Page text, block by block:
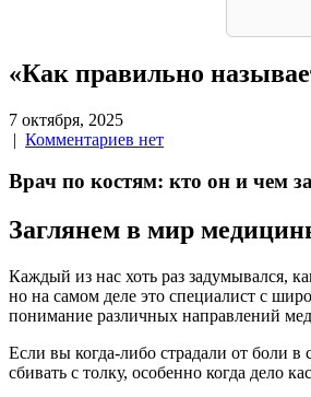
«Как правильно
7 октября, 2025
| Комментариев нет
Врач по костям: кто он и чем
Заглянем в мир
Каждый из нас хоть раз задумывался,
но на самом деле это специалист с
понимание различных направлений
Если вы когда-либо страдали от боли
сбивать с толку, особенно когда дело